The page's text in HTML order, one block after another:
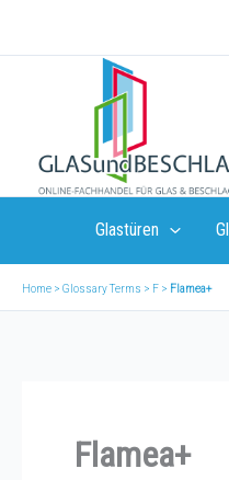
Glastüren
Home > Glossary Terms > F > Flamea+
Flamea+